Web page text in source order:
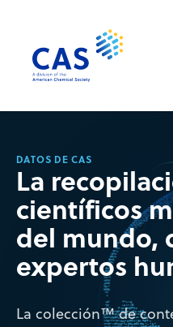
DATOS DE CAS
La
científicos
del mundo,
expertos
La colección™ de